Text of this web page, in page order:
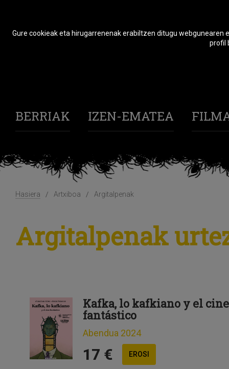
BERRIAK IZEN-EMATEA
Hasiera Artxiboa Argitalpenak
Argitalpenak
Kafka, lo kafkiano y el cine
fantástico
Abendua 2024
17 € EROSI
Gure cookieak eta hirugarrenenak erabiltzen ditugu
profil